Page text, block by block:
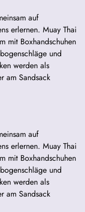
auf
erlernen. Muay Thai
mit Boxhandschuhen
und
werden als
am Sandsack
auf
erlernen. Muay Thai
mit Boxhandschuhen
und
werden als
am Sandsack